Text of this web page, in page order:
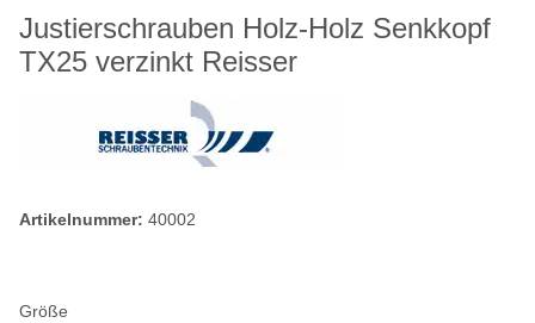
Justierschrauben Holz-Holz Senkkopf
TX25 verzinkt Reisser
Artikelnummer: 40002
Größe